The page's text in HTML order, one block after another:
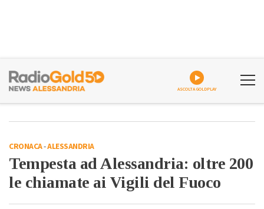
ASCOLTA GOLDPLAY
CRONACA-ALESSANDRIA
Tempesta ad Alessandria: oltre 200
le chiamate ai Vigili del Fuoco